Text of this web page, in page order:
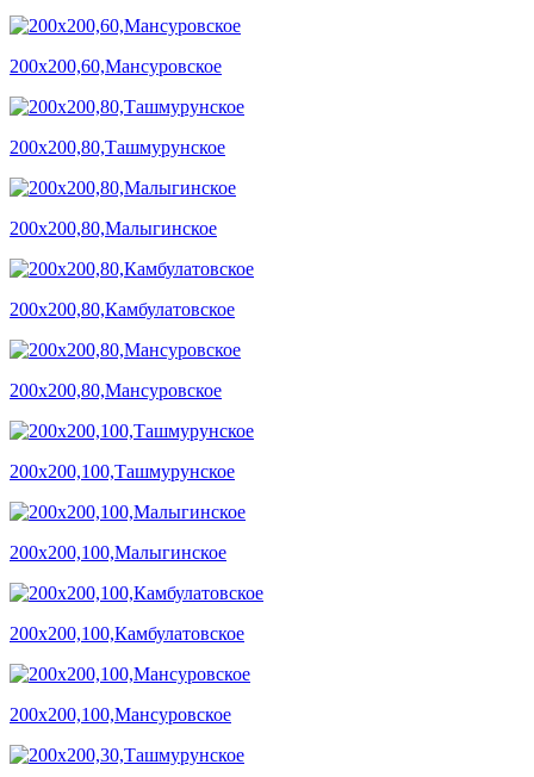
200х200,60,Мансуровское
200х200,80,Ташмурунское
200х200,80,Малыгинское
200х200,80,Камбулатовское
200х200,80,Мансуровское
200х200,100,Ташмурунское
200х200,100,Малыгинское
200х200,100,Камбулатовское
200х200,100,Мансуровское